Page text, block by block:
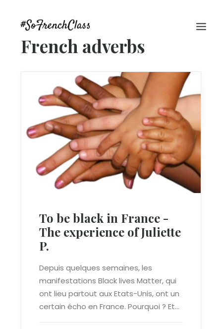
#SOFRENCHCLASS PRIVACY POLICY
Recherche
French adverbs
To be black in France -
The experience of Juliette
P.
Depuis quelques semaines, les
manifestations Black lives Matter, qui
ont lieu partout aux Etats-Unis, ont un
certain écho en France. Pourquoi ? Et…